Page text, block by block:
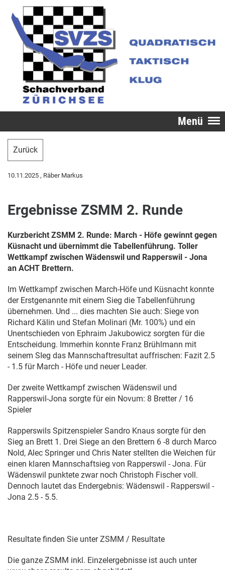
Menü
Zurück
10.11.2025 , Räber Markus
Ergebnisse ZSMM 2. Runde
Kurzbericht ZSMM 2. Runde: March - Höfe gewinnt gegen
Küsnacht und übernimmt die Tabellenführung. Toller
Wettkampf zwischen Wädenswil und Rapperswil - Jona
an ACHT Brettern.
Im Wettkampf zwischen March-Höfe und Küsnacht konnte
der Erstgenannte mit einem Sieg die Tabellenführung
übernehmen. Und ... dies machten Sie auch: Siege von
Richard Kälin und Stefan Molinari (Mr. 100%) und ein
Unentschieden von Ephraim Jakubowicz sorgten für die
Entscheidung. Immerhin konnte Franz Brühlmann mit
seinem SIeg das Mannschaftresultat auffrischen: Fazit 2.5
- 1.5 für March - Höfe und neuer Leader.
Der zweite Wettkampf zwischen Wädenswil und
Rapperswil-Jona sorgte für ein Novum: 8 Bretter / 16
Spieler
Rapperswils Spitzenspieler Sandro Knaus sorgte für den
Sieg an Brett 1. Drei Siege an den Brettern 6 -8 durch Marco
Nold, Alec Springer und Chris Nater stellten die Weichen für
einen klaren Mannschaftsieg von Rapperswil - Jona. Für
Wädenswil punktete zwar noch Christoph Fischer voll.
Dennoch lautet das Endergebnis: Wädenswil - Rapperswil -
Jona 2.5 - 5.5.
Resultate finden Sie unter ZSMM / Resultate
Die ganze ZSMM inkl. Einzelergebnisse ist auch unter